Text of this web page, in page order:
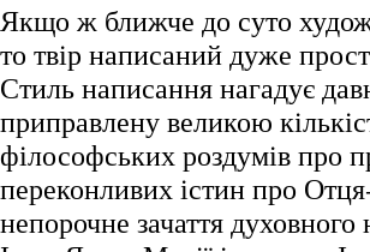
Якщо ж ближче до суто
то твір написаний дуже
Стиль написання нагадує
приправлену великою
філософських роздумів про
переконливих істин про
непорочне зачаття